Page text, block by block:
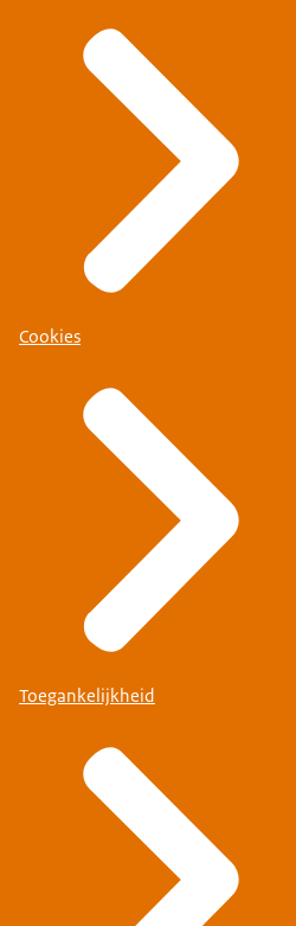
Cookies
Toegankelijkheid